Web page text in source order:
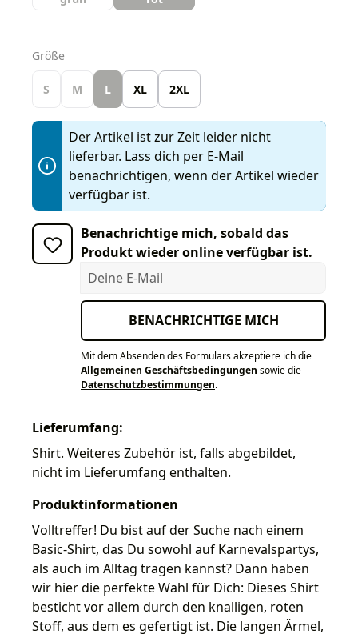
Größe
S M L XL 2XL
Der Artikel ist zur Zeit leider nicht
lieferbar. Lass dich per E-Mail
benachrichtigen, wenn der Artikel wieder
verfügbar ist.
Benachrichtige mich, sobald das
Produkt wieder online verfügbar ist.
Deine E-Mail
BENACHRICHTIGE MICH
Mit dem Absenden des Formulars akzeptiere ich die
Allgemeinen Geschäftsbedingungen sowie die
Datenschutzbestimmungen.
Lieferumfang:
Shirt. Weiteres Zubehör ist, falls abgebildet,
nicht im Lieferumfang enthalten.
Produktinformationen
Volltreffer! Du bist auf der Suche nach einem
Basic-Shirt, das Du sowohl auf Karnevalspartys,
als auch im Alltag tragen kannst? Dann haben
wir hier die perfekte Wahl für Dich: Dieses Shirt
besticht vor allem durch den knalligen, roten
Stoff, aus dem es gefertigt ist. Die langen Ärmel,